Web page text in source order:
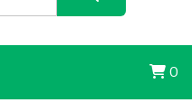
0